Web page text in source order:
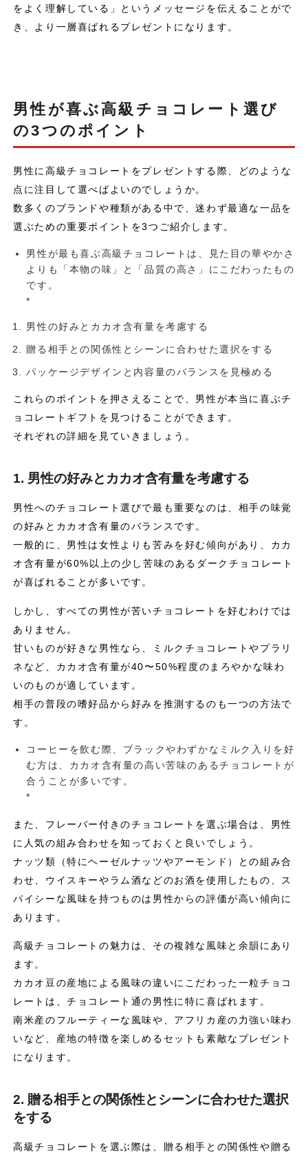
をよく理解している」というメッセージを伝えることがで
き、より一層喜ばれるプレゼントになります。
男性が喜ぶ高級チョコレート選び
の3つのポイント
男性に高級チョコレートをプレゼントする際、どのような
点に注目して選べばよいのでしょうか。
数多くのブランドや種類がある中で、迷わず最適な一品を
選ぶための重要ポイントを3つご紹介します。
男性が最も喜ぶ高級チョコレートは、見た目の華やかさ
よりも「本物の味」と「品質の高さ」にこだわったもの
です。
*
男性の好みとカカオ含有量を考慮する
贈る相手との関係性とシーンに合わせた選択をする
パッケージデザインと内容量のバランスを見極める
これらのポイントを押さえることで、男性が本当に喜ぶチ
ョコレートギフトを見つけることができます。
それぞれの詳細を見ていきましょう。
1. 男性の好みとカカオ含有量を考慮する
男性へのチョコレート選びで最も重要なのは、相手の味覚
の好みとカカオ含有量のバランスです。
一般的に、男性は女性よりも苦みを好む傾向があり、カカ
オ含有量が60%以上の少し苦味のあるダークチョコレート
が喜ばれることが多いです。
しかし、すべての男性が苦いチョコレートを好むわけでは
ありません。
甘いものが好きな男性なら、ミルクチョコレートやプラリ
ネなど、カカオ含有量が40〜50%程度のまろやかな味わ
いのものが適しています。
相手の普段の嗜好品から好みを推測するのも一つの方法で
す。
コーヒーを飲む際、ブラックやわずかなミルク入りを好
む方は、カカオ含有量の高い苦味のあるチョコレートが
合うことが多いです。
*
また、フレーバー付きのチョコレートを選ぶ場合は、男性
に人気の組み合わせを知っておくと良いでしょう。
ナッツ類（特にヘーゼルナッツやアーモンド）との組み合
わせ、ウイスキーやラム酒などのお酒を使用したもの、ス
パイシーな風味を持つものは男性からの評価が高い傾向に
あります。
高級チョコレートの魅力は、その複雑な風味と余韻にあり
ます。
カカオ豆の産地による風味の違いにこだわった一粒チョコ
レートは、チョコレート通の男性に特に喜ばれます。
南米産のフルーティーな風味や、アフリカ産の力強い味わ
いなど、産地の特徴を楽しめるセットも素敵なプレゼント
になります。
2. 贈る相手との関係性とシーンに合わせた選択
をする
高級チョコレートを選ぶ際は、贈る相手との関係性や贈る